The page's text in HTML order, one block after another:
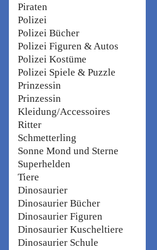
Piraten
Polizei
Polizei Bücher
Polizei Figuren & Autos
Polizei Kostüme
Polizei Spiele & Puzzle
Prinzessin
Prinzessin
Kleidung/Accessoires
Ritter
Schmetterling
Sonne Mond und Sterne
Superhelden
Tiere
Dinosaurier
Dinosaurier Bücher
Dinosaurier Figuren
Dinosaurier Kuscheltiere
Dinosaurier Schule